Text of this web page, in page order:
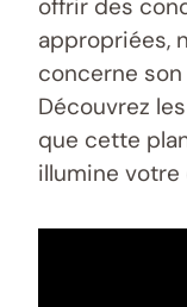
offrir des
appropriées,
concerne son
Découvrez
que cette
illumine votre